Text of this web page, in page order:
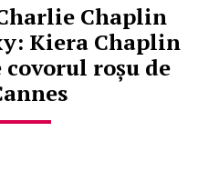
Chaplin
Kiera Chaplin
roșu de